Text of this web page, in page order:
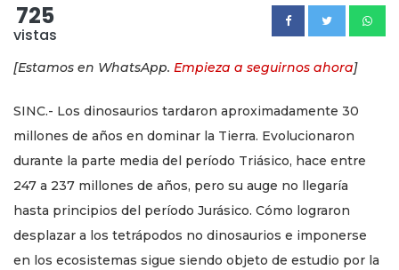
725
vistas
[Estamos en WhatsApp. Empieza a seguirnos ahora]
SINC.- Los dinosaurios tardaron aproximadamente 30
millones de años en dominar la Tierra. Evolucionaron
durante la parte media del período Triásico, hace entre
247 a 237 millones de años, pero su auge no llegaría
hasta principios del período Jurásico. Cómo lograron
desplazar a los tetrápodos no dinosaurios e imponerse
en los ecosistemas sigue siendo objeto de estudio por la